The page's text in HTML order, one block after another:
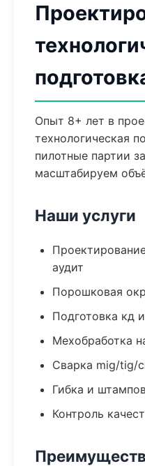
Опыт 8+ лет в
технологическая
пилотные партии
масштабируем
Наши услуги
аудит
Порошковая
Подготовка кд
Мехобработка
Сварка mig/tig/
Гибка и
Контроль